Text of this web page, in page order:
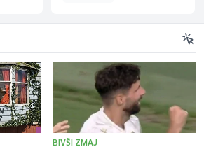
BIVŠI ZMAJ